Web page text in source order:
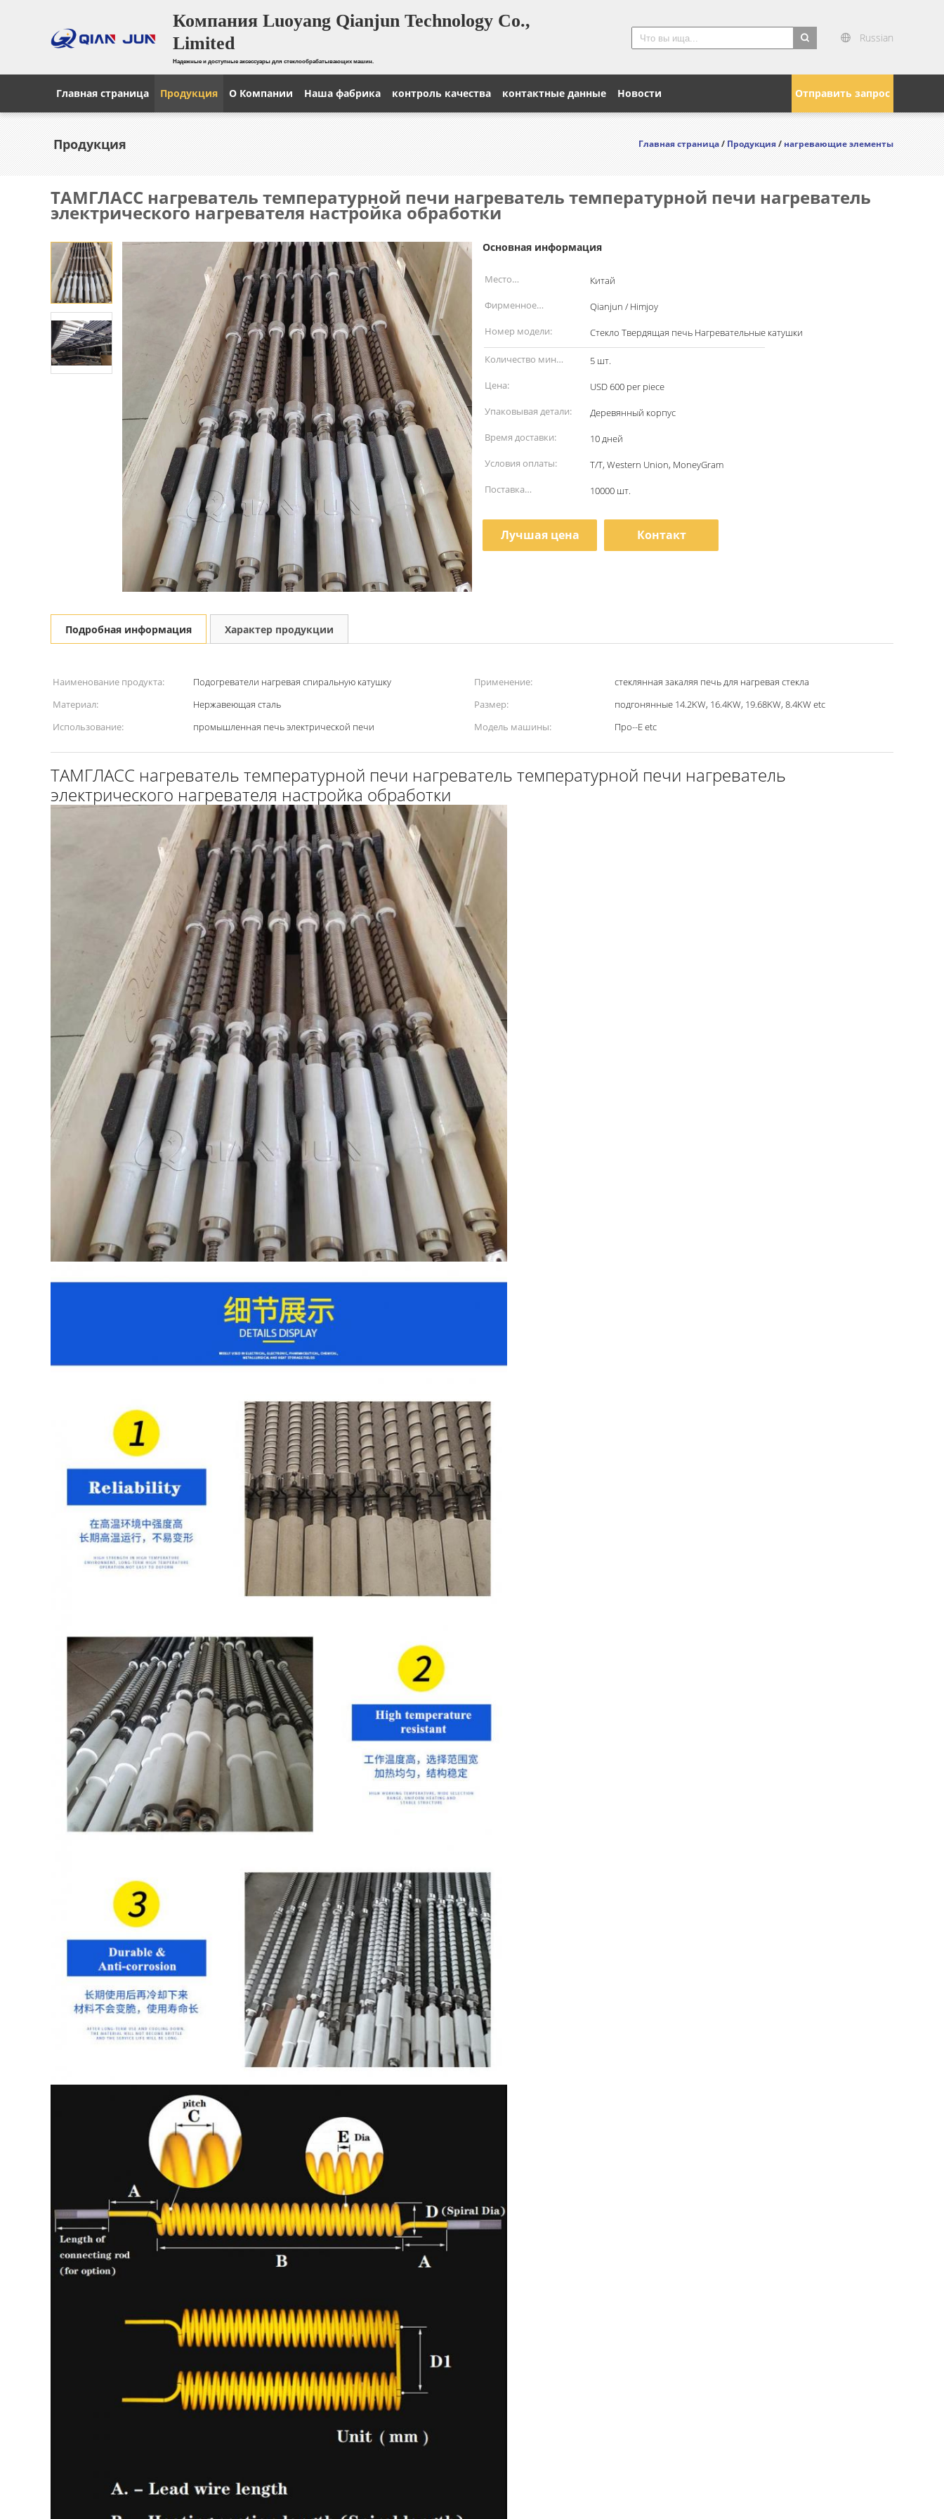
Компания Luoyang Qianjun Technology Co.,
Limited
Надежные и доступные аксессуары для стеклообрабатывающих машин.
Russian
Отправить запрос
Главная страница Продукция О Компании Наша фабрика контроль качества контактные данные Новости
Продукция Главная страница/Продукция/нагревающие элементы
ТАМГЛАСС нагреватель температурной печи нагреватель температурной печи нагреватель
электрического нагревателя настройка обработки
Основная информация
Место
происхождения:
Китай
Фирменное
наименование:
Qianjun / Himjoy
Номер модели:
Стекло Твердящая печь Нагревательные катушки
Количество мин
заказа:
5 шт.
Цена:
USD 600 per piece
Упаковывая детали:
Деревянный корпус
Время доставки:
10 дней
Условия оплаты:
T/T, Western Union, MoneyGram
Поставка
10000 шт.
Лучшая цена Контакт
Подробная информация Характер продукции
Наименование продукта: Подогреватели нагревая спиральную катушку Применение:
стеклянная закаляя печь для нагревая стекла
Материал:
Нержавеющая сталь Размер:
подгонянные 14.2KW, 16.4KW, 19.68KW, 8.4KW etc
Использование:
промышленная печь электрической печи Модель машины: Про--E etc
ТАМГЛАСС нагреватель температурной печи нагреватель температурной печи нагреватель
электрического нагревателя настройка обработки